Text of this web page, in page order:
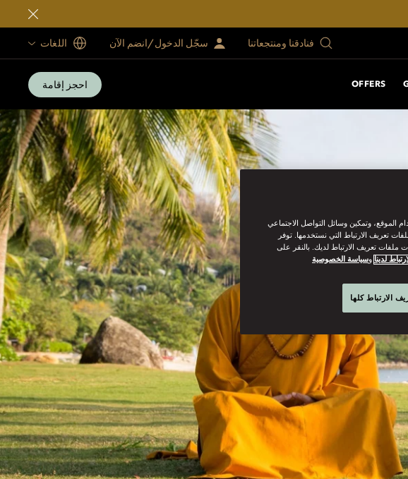
فنادقنا ومنتجعاتنا سجّل الدخول/انضم الآن اللغات
OFFERS احجز إقامة
الموقع، وتمكين وسائل التواصل الاجتماعي
تعريف الارتباط التي نستخدمها. توفر
ملفات تعريف الارتباط لديك. بالنقر على
لدينا وسياسة الخصوصية
الارتباط كلها